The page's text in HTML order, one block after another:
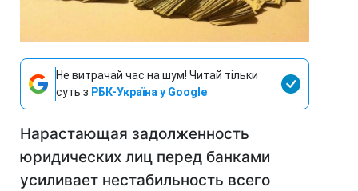
Не витрачай час на шум! Читай тільки
суть з РБК-Україна у Google
Нарастающая задолженность
юридических лиц перед банками
усиливает нестабильность всего